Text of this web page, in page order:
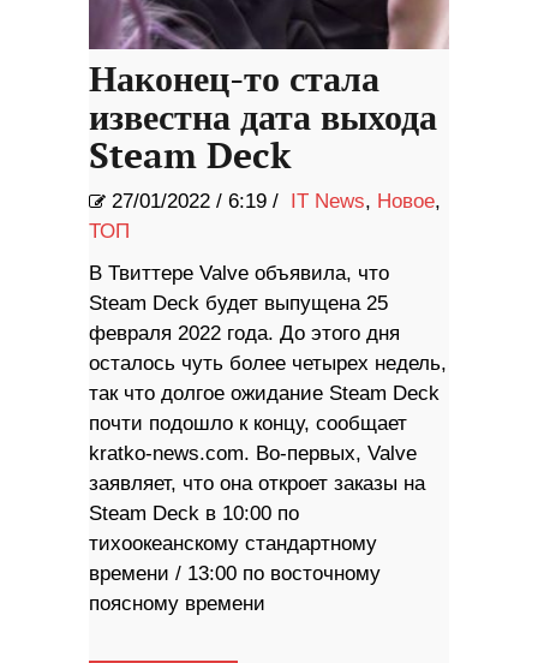
Наконец-то стала
известна дата выхода
Steam Deck
27/01/2022 / 6:19 / IT News, Новое,
ТОП
В Твиттере Valve объявила, что
Steam Deck будет выпущена 25
февраля 2022 года. До этого дня
осталось чуть более четырех недель,
так что долгое ожидание Steam Deck
почти подошло к концу, сообщает
kratko-news.com. Во-первых, Valve
заявляет, что она откроет заказы на
Steam Deck в 10:00 по
тихоокеанскому стандартному
времени / 13:00 по восточному
поясному времени